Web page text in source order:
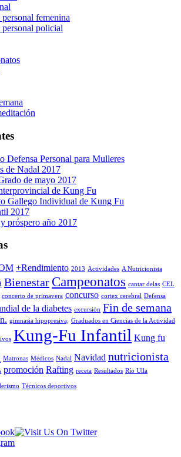
femenina
personal policial
Defensa Personal para Mulleres
de Nadal 2017
de mayo 2017
de Kung Fu
Gallego Individual de Kung Fu
2017
próspero año 2017
+Rendimiento 2013 Actividades A Nutricionista
Bienestar Campeonatos cantar delas CEL
concerto de primavera concurso cortex cerebral Defensa
de la diabetes excursión Fin de semana
gimnasia hipopresiva; Graduados en Ciencias de la Actividad
Kung-Fu Infantil Kung fu
Matronas Médicos Nadal Navidad nutricionista
promoción Rafting receta Resultados Río Ulla
Técnicos deportivos